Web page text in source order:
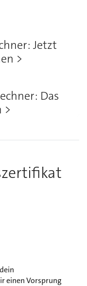
Jetzt
Das
einen Vorsprung